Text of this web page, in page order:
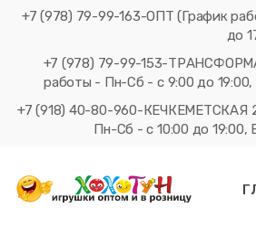
+7 (978) 79-99-163-ОПТ (График
до
+7 (978) 79-99-153-
работы - Пн-Сб - с 9:00 до 19:00,
+7 (918) 40-80-960-КЕЧКЕМЕТСКАЯ
Пн-Сб - с 10:00 до 19:00,